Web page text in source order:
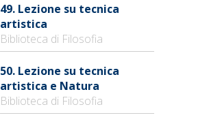
49. Lezione su tecnica
artistica
Biblioteca di Filosofia
50. Lezione su tecnica
artistica e Natura
Biblioteca di Filosofia